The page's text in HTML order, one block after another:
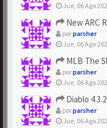
Jue, 06 Ago
New ARC
porparsher
Jue, 06 Ago
MLB The
porparsher
Jue, 06 Ago
Diablo 4 3.2.0
porparsher
Jue, 06 Ago